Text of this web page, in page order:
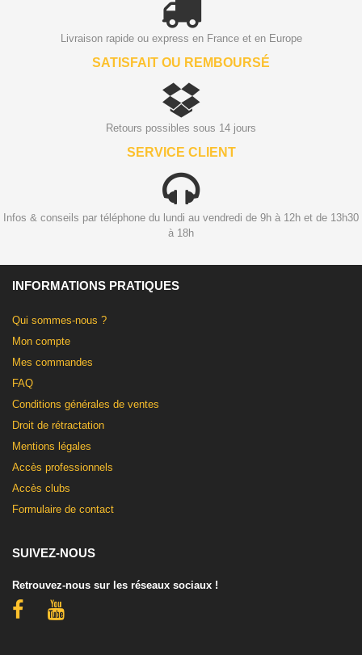
Livraison rapide ou express en France et en Europe
SATISFAIT OU REMBOURSÉ
Retours possibles sous 14 jours
SERVICE CLIENT
Infos & conseils par téléphone du lundi au vendredi de 9h à 12h et de 13h30
à 18h
INFORMATIONS PRATIQUES
Qui sommes-nous ?
Mon compte
Mes commandes
FAQ
Conditions générales de ventes
Droit de rétractation
Mentions légales
Accès professionnels
Accès clubs
Formulaire de contact
SUIVEZ-NOUS
Retrouvez-nous sur les réseaux sociaux !